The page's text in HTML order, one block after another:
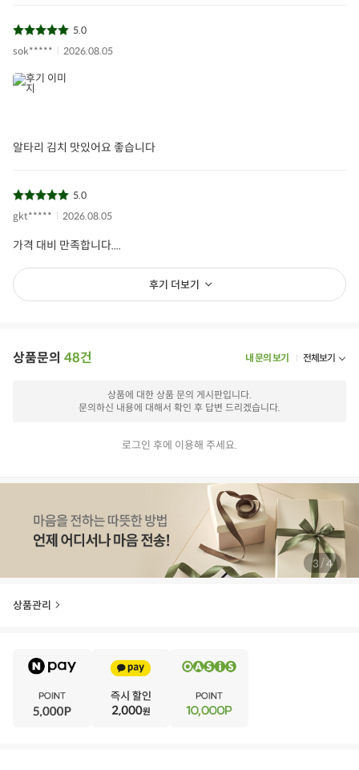
5.0
sok*****
2026.08.05
알타리 김치 맛있어요 좋습니다
5.0
gkt*****
2026.08.05
가격 대비 만족합니다....
후기 더보기
상품문의 48건 내 문의 보기 전체보기
상품에 대한 상품 문의 게시판입니다.
문의하신 내용에 대해서 확인 후 답변 드리겠습니다.
로그인 후에 이용해 주세요.
3 /4
상품관리